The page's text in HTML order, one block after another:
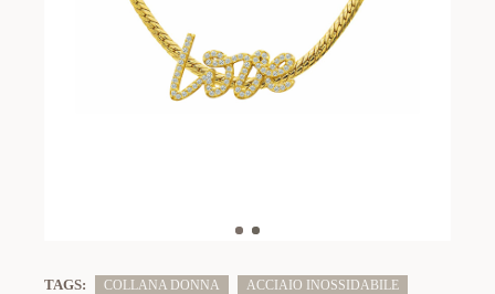
TAGS: COLLANA DONNA
ACCIAIO INOSSIDABILE